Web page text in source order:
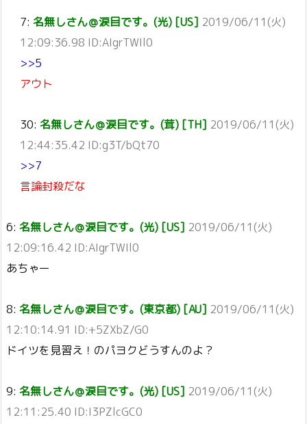
7: 名無しさん＠涙目です。(光) [US] 2019/06/11(火)
12:09:36.98 ID:AIgrTWIl0
>>5
アウト
30: 名無しさん＠涙目です。(茸) [TH] 2019/06/11(火)
12:44:35.42 ID:g3T/bQt70
>>7
言論封殺だな
6: 名無しさん＠涙目です。(光) [US] 2019/06/11(火)
12:09:16.42 ID:AIgrTWIl0
あちゃー
8: 名無しさん＠涙目です。(東京都) [AU] 2019/06/11(火)
12:10:14.91 ID:+5ZXbZ/G0
ドイツを見習え！のパヨクどうすんのよ？
9: 名無しさん＠涙目です。(光) [US] 2019/06/11(火)
12:11:25.40 ID:I3PZlcGC0